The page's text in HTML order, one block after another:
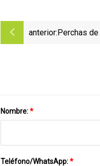
anterior:Perchas
Nombre:*
Teléfono/WhatsApp:*